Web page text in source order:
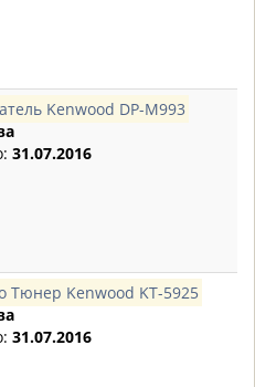
Kenwood DP-M993
31.07.2016
Тюнер Kenwood KT-5925
31.07.2016